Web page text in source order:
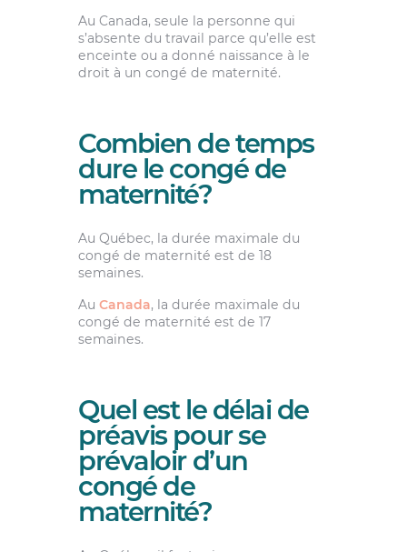
Au Canada, seule la personne qui
s’absente du travail parce qu’elle est
enceinte ou a donné naissance à le
droit à un congé de maternité.
Combien de temps
dure le congé de
maternité?
Au Québec, la durée maximale du
congé de maternité est de 18
semaines.
Au Canada, la durée maximale du
congé de maternité est de 17
semaines.
Quel est le délai de
préavis pour se
prévaloir d’un
congé de
maternité?